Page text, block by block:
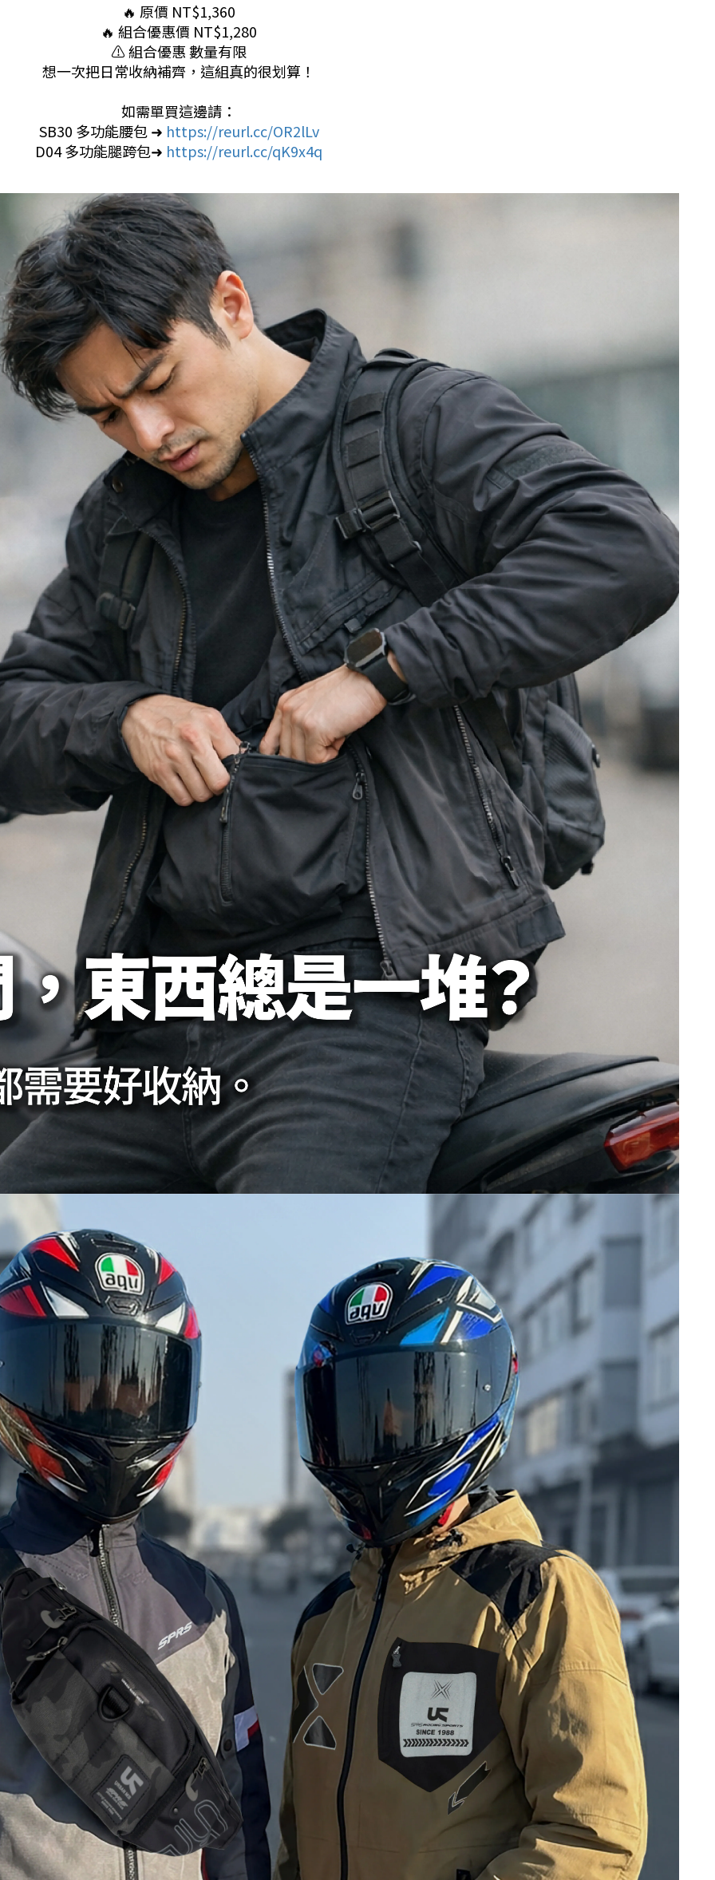
🔥 原價 NT$1,360
🔥 組合優惠價 NT$1,280
⚠ 組合優惠 數量有限
想一次把日常收納補齊，這組真的很划算！
如需單買這邊請：
SB30 多功能腰包 ➜ https://reurl.cc/OR2lLv
D04 多功能腿跨包➜ https://reurl.cc/qK9x4q